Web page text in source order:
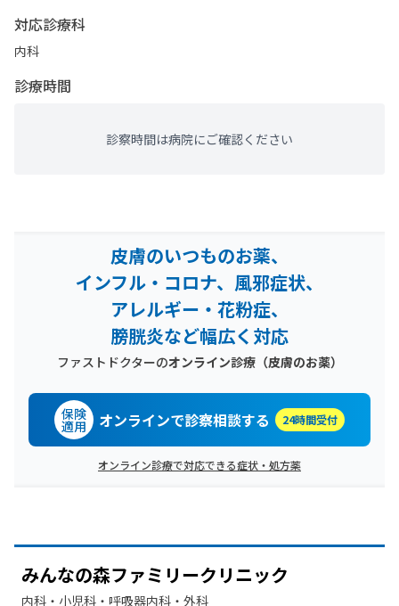
対応診療科
内科
診療時間
診察時間は病院にご確認ください
皮膚のいつものお薬、
インフル・コロナ、風邪症状、
アレルギー・花粉症、
膀胱炎など幅広く対応
ファストドクターのオンライン診療（皮膚のお薬）
保険
適用 オンラインで診察相談する 24時間受付
オンライン診療で対応できる症状・処方薬
みんなの森ファミリークリニック
内科・​小児科・​呼吸器内科・​外科